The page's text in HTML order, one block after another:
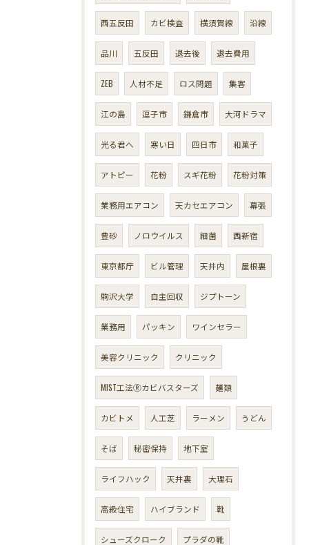
西五反田 カビ検査 横須賀線 沿線
品川 五反田 退去後 退去費用
ZEB 人材不足 ロス問題 集客
江の島 逗子市 鎌倉市 大河ドラマ
光る君へ 寒い日 四日市 和菓子
アトピー 花粉 スギ花粉 花粉対策
業務用エアコン 天カセエアコン 幕張
豊砂 ノロウイルス 細菌 西新宿
東京都庁 ビル管理 天井内 屋根裏
駒沢大学 自主回収 ジプトーン
業務用 パッキン ワインセラー
美容クリニック クリニック
MIST工法Ⓡカビバスターズ 麺類
カビトメ 人工芝 ラーメン うどん
そば 秘密保持 地下室
ライフハック 天井裏 大理石
高級住宅 ハイブランド 靴
シューズクローク プラダの靴